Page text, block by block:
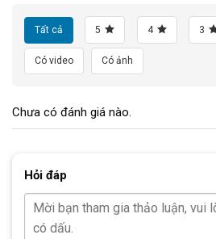
Tay đề điều chỉnh dễ
phủ lớp sơn bóng tĩnh điện, đổ
cho chiếc xe đạp này.
Tất cả 5 4 3
Có video Có ảnh
Chưa có đánh giá nào.
Hỏi đáp